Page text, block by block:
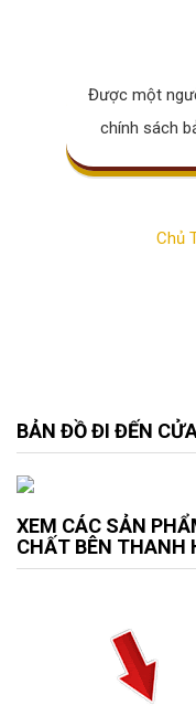
Được một
chính sách
Chủ
BẢN ĐỒ ĐI ĐẾN
XEM CÁC SẢN
CHẤT BÊN THANH